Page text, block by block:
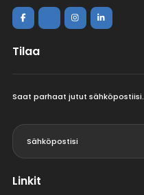
Tilaa
Saat parhaat jutut sähköpostiisi.
Linkit